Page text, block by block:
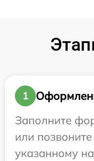
1
Заполните
или
указанному